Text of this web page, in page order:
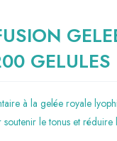
GELULES
à la gelée royale
le tonus et réduire